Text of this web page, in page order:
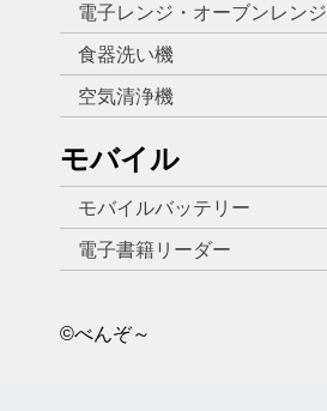
電子レンジ・オーブンレンジ
食器洗い機
空気清浄機
モバイル
モバイルバッテリー
電子書籍リーダー
©べんぞ～